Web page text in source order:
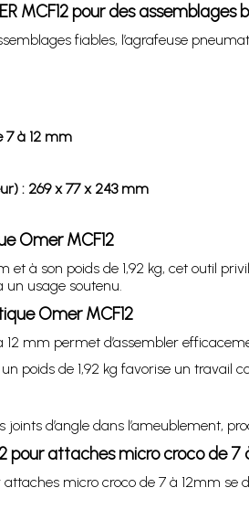
MCF12 pour des assemblages
fiables, l’agrafeuse
7 à 12 mm
: 269 x 77 x 243 mm
Omer MCF12
et à son poids de 1,92 kg, cet outil
un usage soutenu.
Omer MCF12
mm permet d’assembler
poids de 1,92 kg favorise un
d’angle dans l’ameublement,
pour attaches micro croco de 7
micro croco de 7 à 12mm